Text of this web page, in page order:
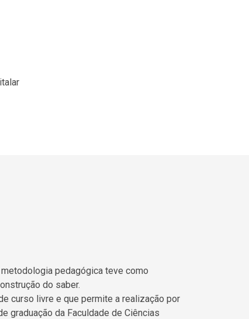
pedagógica teve como
do saber.
curso livre e que permite a realização por
graduação da Faculdade de Ciências